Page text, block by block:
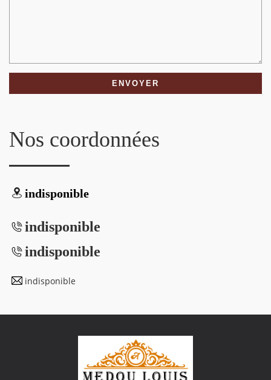
Nos coordonnées
indisponible
indisponible
indisponible
indisponible